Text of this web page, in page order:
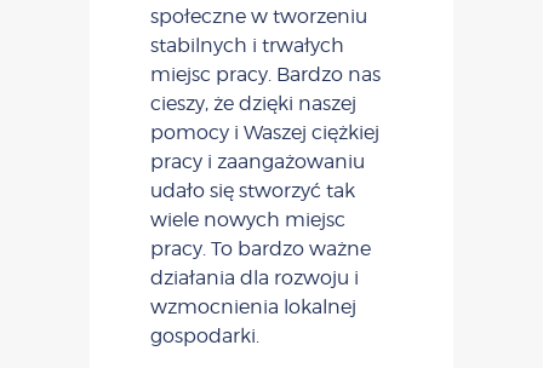
społeczne w tworzeniu
stabilnych i trwałych
miejsc pracy. Bardzo nas
cieszy, że dzięki naszej
pomocy i Waszej ciężkiej
pracy i zaangażowaniu
udało się stworzyć tak
wiele nowych miejsc
pracy. To bardzo ważne
działania dla rozwoju i
wzmocnienia lokalnej
gospodarki.